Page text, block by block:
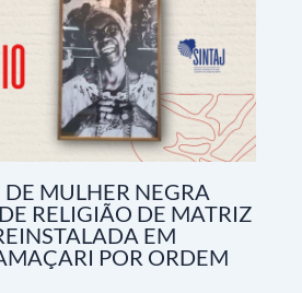
MULHER NEGRA
RELIGIÃO DE MATRIZ
EM
POR ORDEM